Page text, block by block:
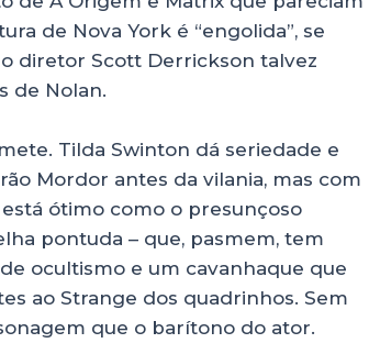
de Nova York é “engolida”, se
diretor Scott Derrickson talvez
de Nolan.
Tilda Swinton dá seriedade e
Mordor antes da vilania, mas com
ótimo como o presunçoso
pontuda – que, pasmem, tem
ocultismo e um cavanhaque que
ao Strange dos quadrinhos. Sem
que o barítono do ator.